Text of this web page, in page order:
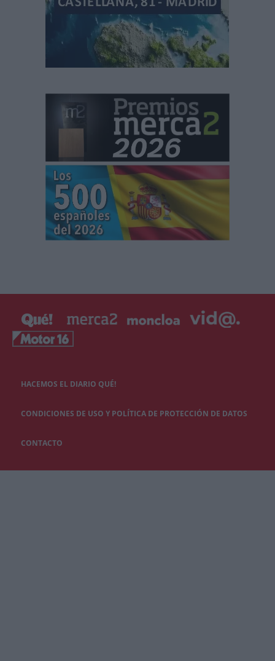
HACEMOS EL DIARIO QUÉ!
CONDICIONES DE USO Y POLÍTICA DE PROTECCIÓN DE DATOS
CONTACTO